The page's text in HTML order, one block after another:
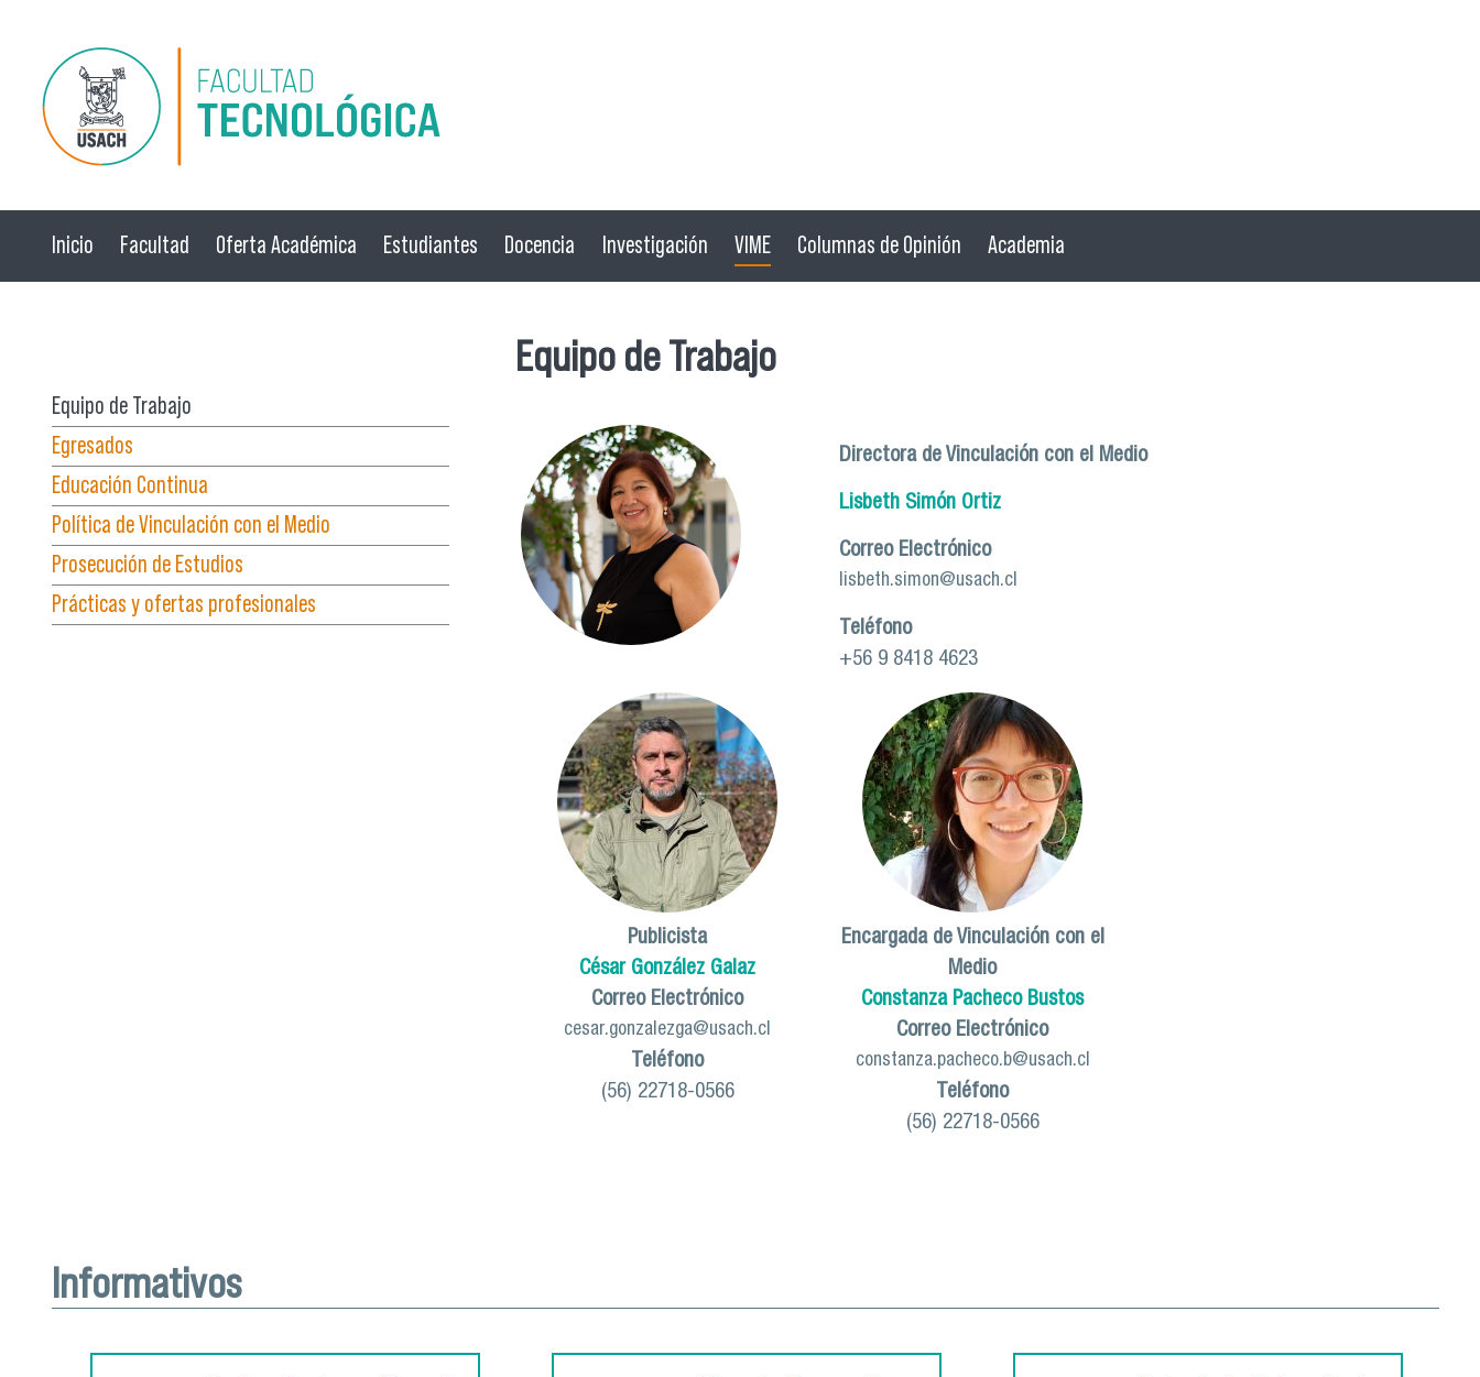
Pasar al contenido principal
Inicio Facultad Oferta Académica Estudiantes Docencia Investigación VIME Columnas de Opinión Academia
Equipo de Trabajo
Egresados
Educación Continua
Política de Vinculación con el Medio
Prosecución de Estudios
Prácticas y ofertas profesionales
Equipo de Trabajo
Directora de Vinculación con el Medio
Lisbeth Simón Ortiz
Correo Electrónico
lisbeth.simon@usach.cl
Teléfono
+56 9 8418 4623
Publicista
César González Galaz
Correo Electrónico
cesar.gonzalezga@usach.cl
Teléfono
(56) 22718-0566
Encargada de Vinculación con el
Medio
Constanza Pacheco Bustos
Correo Electrónico
constanza.pacheco.b@usach.cl
Teléfono
(56) 22718-0566
Informativos